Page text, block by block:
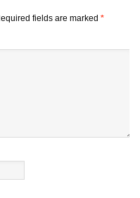
fields are marked *